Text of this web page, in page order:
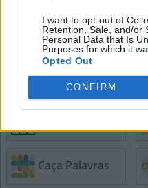
I want to opt-out of
Retention, Sale, and/or
Personal Data that Is
Purposes for which it
Opted Out
CONFIRM
Cruzadinha
Senha
Caça Palavras